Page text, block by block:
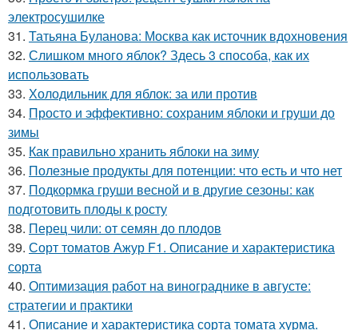
электросушилке
31. Татьяна Буланова: Москва как источник вдохновения
32. Слишком много яблок? Здесь 3 способа, как их
использовать
33. Холодильник для яблок: за или против
34. Просто и эффективно: сохраним яблоки и груши до
зимы
35. Как правильно хранить яблоки на зиму
36. Полезные продукты для потенции: что есть и что нет
37. Подкормка груши весной и в другие сезоны: как
подготовить плоды к росту
38. Перец чили: от семян до плодов
39. Сорт томатов Ажур F1. Описание и характеристика
сорта
40. Оптимизация работ на винограднике в августе:
стратегии и практики
41. Описание и характеристика сорта томата хурма.